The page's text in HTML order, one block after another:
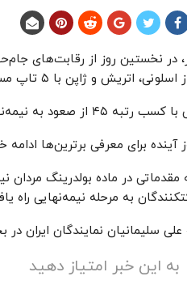
در نخستین ‌روز از رقابت‌های
۵ تاپ مسیر و کسب امتیاز لازم به نیمه‌نهایی راه یافتند.
به نیمه‌نهایی بازماند.
برای معرفی برترین‌ها ادامه
در ماده بولدرینگ مردان
راه یافتند و ۲۰ نفر از آن‌ها به فینال مسابقات صعود
سلیمانیان نمایندگان ایران
به این خبر امتیاز دهید